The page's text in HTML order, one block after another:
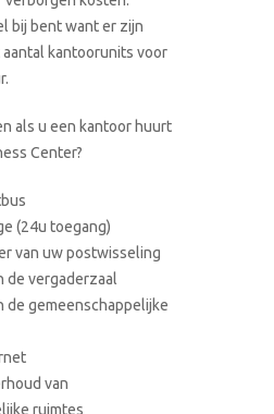
bij bent want er zijn
kantoorunits voor
als u een kantoor huurt
Center?
(24u toegang)
van uw postwisseling
de vergaderzaal
de gemeenschappelijke
van
ruimtes